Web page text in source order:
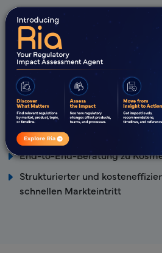
510k-Antrag
Vorteile von Freyr
Team mit über 25 Jahren
Verankerung in der Region
Nachweisliche Erfolgsbilanz
Einreichung von
End-to-End-Beratung zu
Strukturierter und
schnellen Markteintritt